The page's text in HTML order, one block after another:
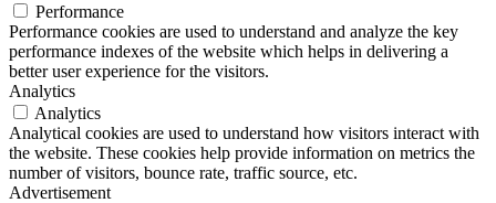
Performance
Performance cookies are used to understand and analyze the key
performance indexes of the website which helps in delivering a
better user experience for the visitors.
Analytics
Analytics
Analytical cookies are used to understand how visitors interact with
the website. These cookies help provide information on metrics the
number of visitors, bounce rate, traffic source, etc.
Advertisement